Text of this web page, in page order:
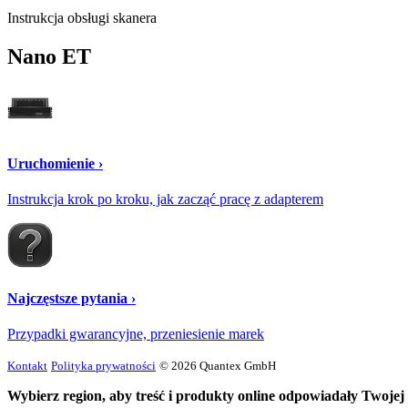
Instrukcja obsługi skanera
Nano ET
Uruchomienie ›
Instrukcja krok po kroku, jak zacząć pracę z adapterem
Najczęstsze pytania ›
Przypadki gwarancyjne, przeniesienie marek
Kontakt Polityka prywatności © 2026 Quantex GmbH
Wybierz region, aby treść i produkty online odpowiadały